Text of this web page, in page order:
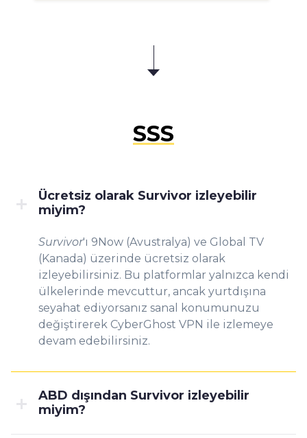
SSS
Ücretsiz olarak Survivor izleyebilir
miyim?
Survivor'ı 9Now (Avustralya) ve Global TV
(Kanada) üzerinde ücretsiz olarak
izleyebilirsiniz. Bu platformlar yalnızca kendi
ülkelerinde mevcuttur, ancak yurtdışına
seyahat ediyorsanız sanal konumunuzu
değiştirerek CyberGhost VPN ile izlemeye
devam edebilirsiniz.
ABD dışından Survivor izleyebilir
miyim?